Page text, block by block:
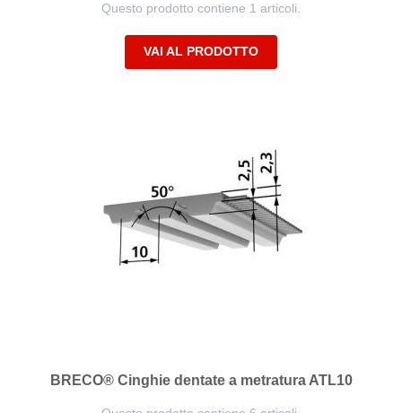
Questo prodotto contiene 1 articoli.
VAI AL PRODOTTO
BRECO® Cinghie dentate a metratura ATL10